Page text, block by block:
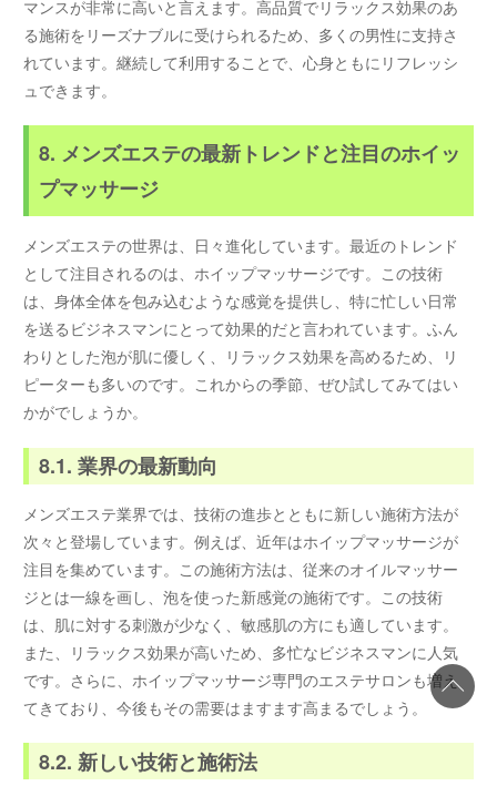
マンスが非常に高いと言えます。高品質でリラックス効果のあ
る施術をリーズナブルに受けられるため、多くの男性に支持さ
れています。継続して利用することで、心身ともにリフレッシ
ュできます。
8. メンズエステの最新トレンドと注目のホイッ
プマッサージ
メンズエステの世界は、日々進化しています。最近のトレンド
として注目されるのは、ホイップマッサージです。この技術
は、身体全体を包み込むような感覚を提供し、特に忙しい日常
を送るビジネスマンにとって効果的だと言われています。ふん
わりとした泡が肌に優しく、リラックス効果を高めるため、リ
ピーターも多いのです。これからの季節、ぜひ試してみてはい
かがでしょうか。
8.1. 業界の最新動向
メンズエステ業界では、技術の進歩とともに新しい施術方法が
次々と登場しています。例えば、近年はホイップマッサージが
注目を集めています。この施術方法は、従来のオイルマッサー
ジとは一線を画し、泡を使った新感覚の施術です。この技術
は、肌に対する刺激が少なく、敏感肌の方にも適しています。
また、リラックス効果が高いため、多忙なビジネスマンに人気
です。さらに、ホイップマッサージ専門のエステサロンも増え
てきており、今後もその需要はますます高まるでしょう。
8.2. 新しい技術と施術法